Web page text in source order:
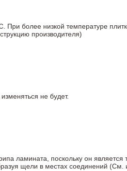
более низкой температуре
производителя)
не будет.
ламината, поскольку он
щели в местах соединений (См.